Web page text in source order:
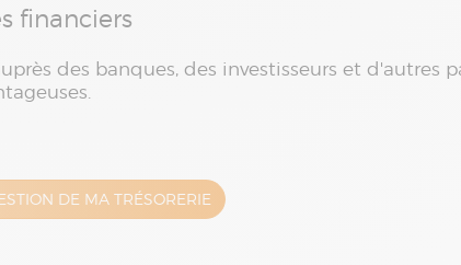
financiers
des banques, des investisseurs et d'autres
DE MA TRÉSORERIE